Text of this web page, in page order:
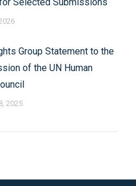
Group Statement to the
of the UN Human
2025